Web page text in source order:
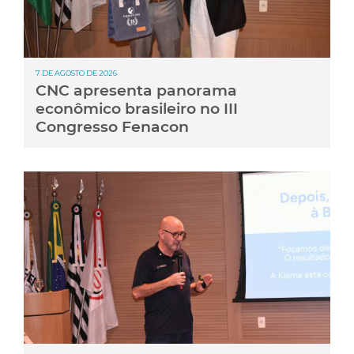
7 DE AGOSTO DE 2026
CNC apresenta panorama
econômico brasileiro no III
Congresso Fenacon